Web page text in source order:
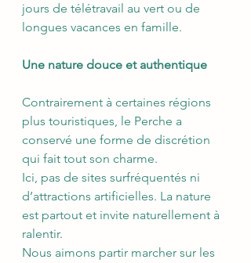
jours de télétravail au vert ou de
longues vacances en famille.
Une nature douce et authentique
Contrairement à certaines régions
plus touristiques, le Perche a
conservé une forme de discrétion
qui fait tout son charme.
Ici, pas de sites surfréquentés ni
d’attractions artificielles. La nature
est partout et invite naturellement à
ralentir.
Nous aimons partir marcher sur les